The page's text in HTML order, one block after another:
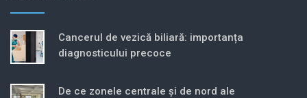
Cancerul de vezică biliară: importanța
diagnosticului precoce
De ce zonele centrale și de nord ale